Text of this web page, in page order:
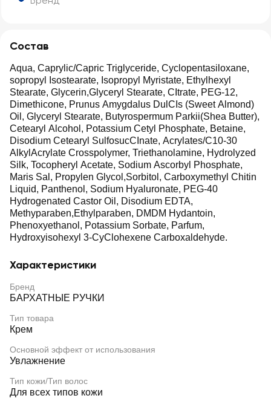
Состав
Aqua, Caprylic/Capric Triglyceride, Cyclopentasiloxane,
sopropyl Isostearate, Isopropyl Myristate, Ethylhexyl
Stearate, Glycerin,Glyceryl Stearate, CItrate, PEG-12,
Dimethicone, Prunus Amygdalus DulCIs (Sweet Almond)
Oil, Glyceryl Stearate, Butyrospermum Parkii(Shea Butter),
Cetearyl Alcohol, Potassium Cetyl Phosphate, Betaine,
Disodium Cetearyl SulfosucCInate, Acrylates/C10-30
AlkylAcrylate Crosspolymer, Triethanolamine, Hydrolyzed
Silk, Tocopheryl Acetate, Sodium Ascorbyl Phosphate,
Maris Sal, Propylen Glycol,Sorbitol, Carboxymethyl Chitin
Liquid, Panthenol, Sodium Hyaluronate, PEG-40
Hydrogenated Castor Oil, Disodium EDTA,
Methyparaben,Ethylparaben, DMDM Hydantoin,
Phenoxyethanol, Potassium Sorbate, Parfum,
Hydroxyisohexyl 3-CyClohexene Carboxaldehyde.
Характеристики
Бренд
БАРХАТНЫЕ РУЧКИ
Тип товара
Крем
Основной эффект от использования
Увлажнение
Тип кожи/Тип волос
Для всех типов кожи